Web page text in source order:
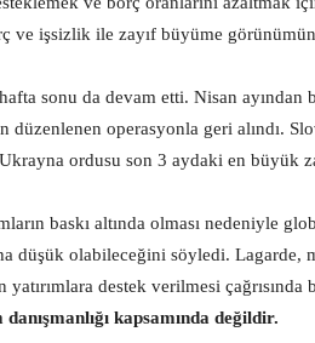
ve işsizlik ile zayıf büyüme
sonu da devam etti. Nisan ayından
düzenlenen operasyonla geri alındı.
ordusu son 3 aydaki en büyük
baskı altında olması nedeniyle
düşük olabileceğini söyledi. Lagarde,
destek verilmesi çağrısında
kapsamında değildir.